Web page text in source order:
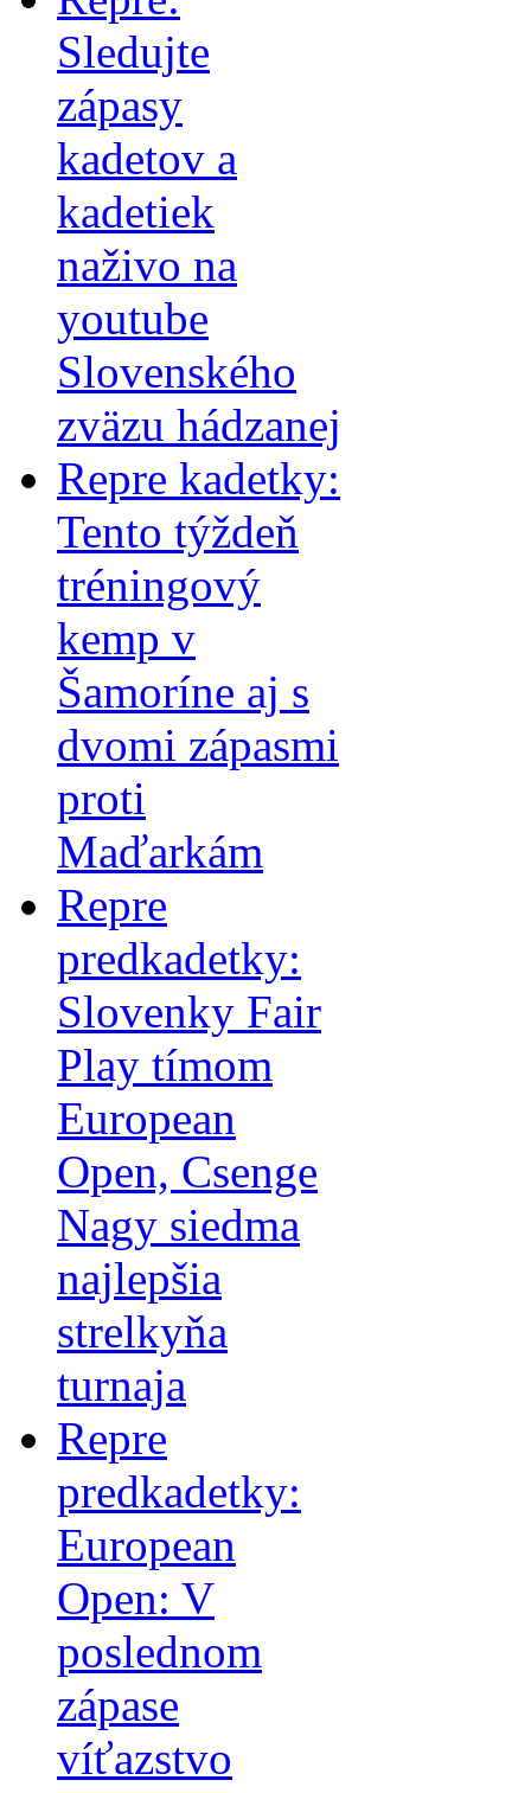
Sledujte
zápasy
kadetov a
kadetiek
naživo na
youtube
Slovenského
zväzu hádzanej
Repre kadetky:
Tento týždeň
tréningový
kemp v
Šamoríne aj s
dvomi zápasmi
proti
Maďarkám
Repre
predkadetky:
Slovenky Fair
Play tímom
European
Open, Csenge
Nagy siedma
najlepšia
strelkyňa
turnaja
Repre
predkadetky:
European
Open: V
poslednom
zápase
víťazstvo